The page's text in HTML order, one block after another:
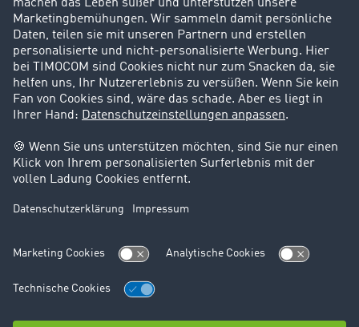
Karriere
Support
Kontakt
Rechtliches
Impressum
AGB